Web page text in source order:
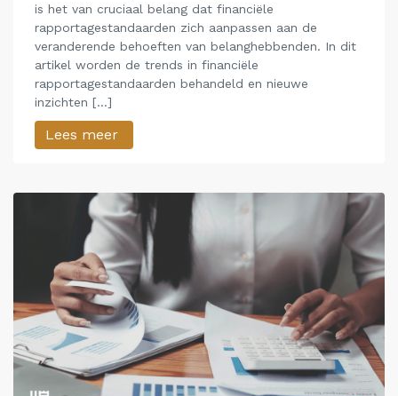
is het van cruciaal belang dat financiële
rapportagestandaarden zich aanpassen aan de
veranderende behoeften van belanghebbenden. In dit
artikel worden de trends in financiële
rapportagestandaarden behandeld en nieuwe
inzichten […]
Lees meer